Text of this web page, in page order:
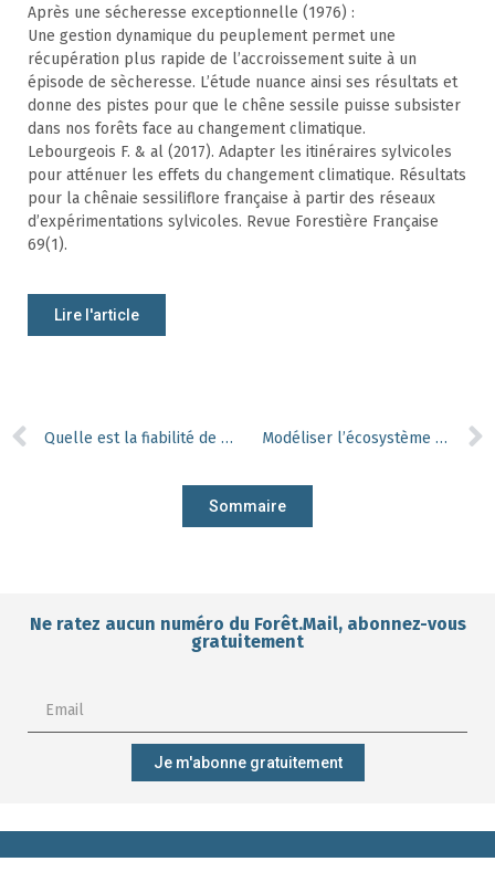
Après une sécheresse exceptionnelle (1976) :
Une gestion dynamique du peuplement permet une
récupération plus rapide de l’accroissement suite à un
épisode de sècheresse. L’étude nuance ainsi ses résultats et
donne des pistes pour que le chêne sessile puisse subsister
dans nos forêts face au changement climatique.
Lebourgeois F. & al (2017). Adapter les itinéraires sylvicoles
pour atténuer les effets du changement climatique. Résultats
pour la chênaie sessiliflore française à partir des réseaux
d’expérimentations sylvicoles. Revue Forestière Française
69(1).
Lire l'article
Quelle est la fiabilité de l’estimation visuelle des catégories de diamètre lors des descriptions des peuplements ? Modéliser l’écosystème pour prédire sa réponse suite à la réintroduction de prédateurs
Sommaire
Ne ratez aucun numéro du Forêt.Mail, abonnez-vous
gratuitement
Je m'abonne gratuitement